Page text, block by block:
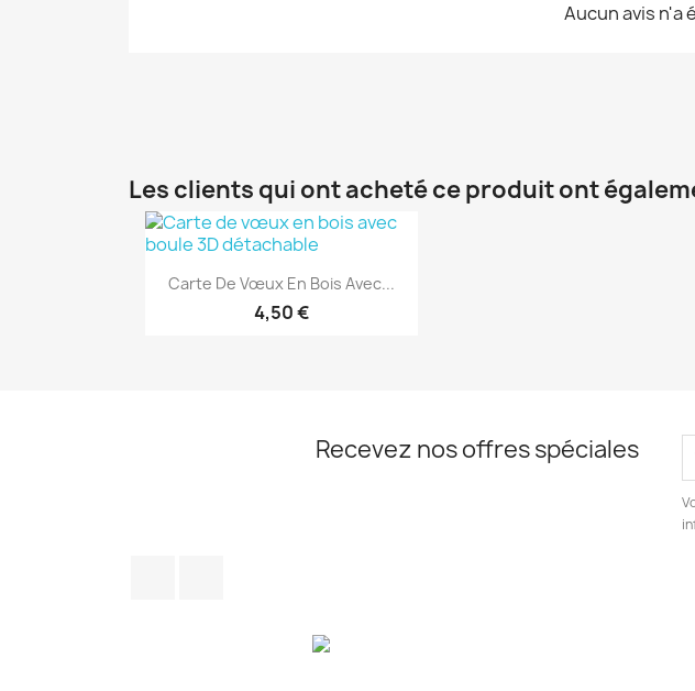
Aucun avis n'a
Les clients qui ont acheté ce produit ont
Aperçu rapide
Carte De Vœux En Bois Avec...
4,50 €
Recevez nos offres spéciales